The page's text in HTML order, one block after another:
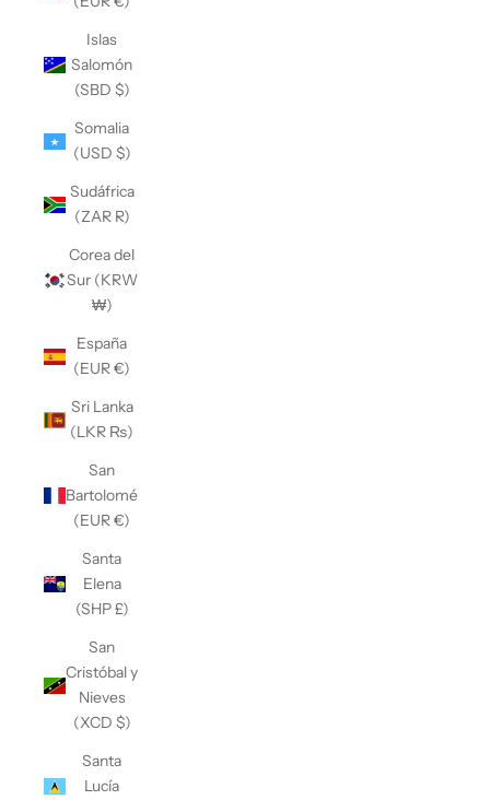
Islas
Salomón
(SBD $)
Somalia
(USD $)
Sudáfrica
(ZAR R)
Corea del
Sur (KRW
₩)
España
(EUR €)
Sri Lanka
(LKR ₨)
San
Bartolomé
(EUR €)
Santa
Elena
(SHP £)
San
Cristóbal y
Nieves
(XCD $)
Santa
Lucía